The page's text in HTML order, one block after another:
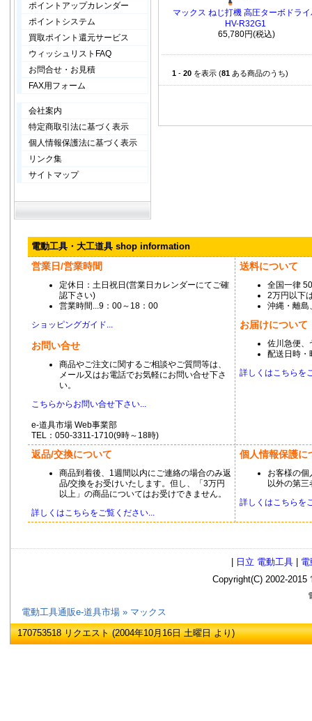
ポイントアップカレンダー
ポイントシステム
買取ポイント還元サービス
ウィッシュリストFAQ
お問合せ・お見積
FAX用フォーム
会社案内
特定商取引法に基づく表示
個人情報保護法に基づく表示
リンク集
サイトマップ
マックス ねじ打機 高圧ターボドライ
HV-R32G1
65,780円(税込)
1 - 20 を表示 (81 ある商品のうち)
電動工具・大工道具 shop information
営業日/営業時間
定休日：土日祝日(営業日カレンダーにてご確
認下さい)
営業時間...9：00～18：00
ショッピングガイド...
お問い合せ
商品やご注文に関するご相談やご質問等は、
メール又はお電話でお気軽にお問い合せ下さ
い。
こちらからお問い合せ下さい...
e-道具市場 Web事業部
TEL：050-3311-1710(9時～18時)
送料について
全国一律
2万円以下
沖縄・離島
お届けについて
佐川急便、
配送日時・
詳しくはこちらを
返品/交換について
商品到着後、1週間以内にご連絡の場合のみ返
品/交換をお受けいたします。但し、「3万円
以上」の商品についてはお受けできません。
詳しくはこちらをご覧ください...
個人情報保護に
お客様の個
以外の第
詳しくはこちらを
日立 電動工具|
Copyright(C) 2002-
電動工具通販e-道具市場 » マックス
170753518 リクエスト (2004年10月16日 土曜日 より)